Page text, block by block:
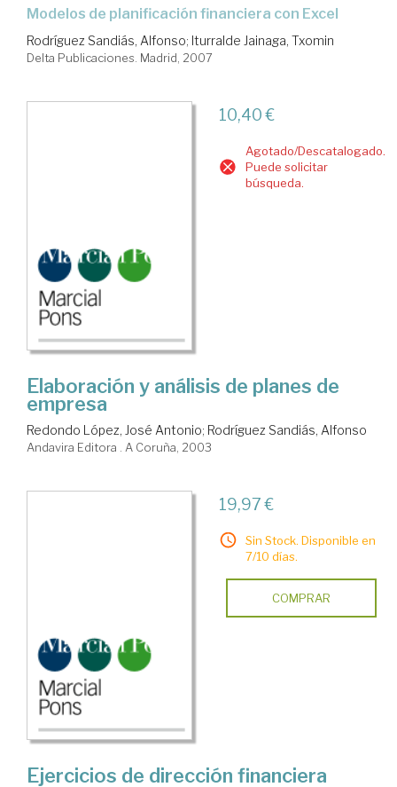
modelos de planificación financiera con Excel
Rodríguez Sandiás, Alfonso; Iturralde Jainaga, Txomin
Delta Publicaciones. Madrid, 2007
10,40 €
Agotado/Descatalogado.
Puede solicitar
búsqueda.
Elaboración y análisis de planes de
empresa
Redondo López, José Antonio; Rodríguez Sandiás, Alfonso
Andavira Editora . A Coruña, 2003
19,97 €
Sin Stock. Disponible en
7/10 días.
COMPRAR
Ejercicios de dirección financiera